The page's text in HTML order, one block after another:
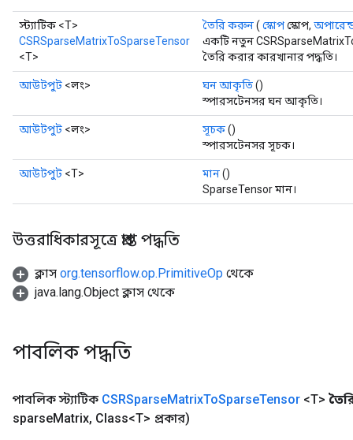
স্ট্যাটিক <T>
CSRSparseMatrixToSparseTensor
<T>
তৈরি করুন( স্কোপস্কোপ,
একটি নতুন
তৈরি করার কারখানার পদ্ধতি।
আউটপুট <লং> ঘন আকৃতি()
স্পারসটেনসর ঘন আকৃতি।
আউটপুট <লং> সূচক()
স্পারসটেনসর সূচক।
আউটপুট <T> মান()
SparseTensor মান।
উত্তরাধিকারসূত্রে প্রাপ্ত পদ্ধতি
ক্লাস org.tensorflow.op.PrimitiveOp থেকে
java.lang.Object ক্লাস থেকে
পাবলিক পদ্ধতি
পাবলিক স্ট্যাটিক CSRSparseMatrixToSparseTensor <T>
sparseMatrix, Class<T> প্রকার)